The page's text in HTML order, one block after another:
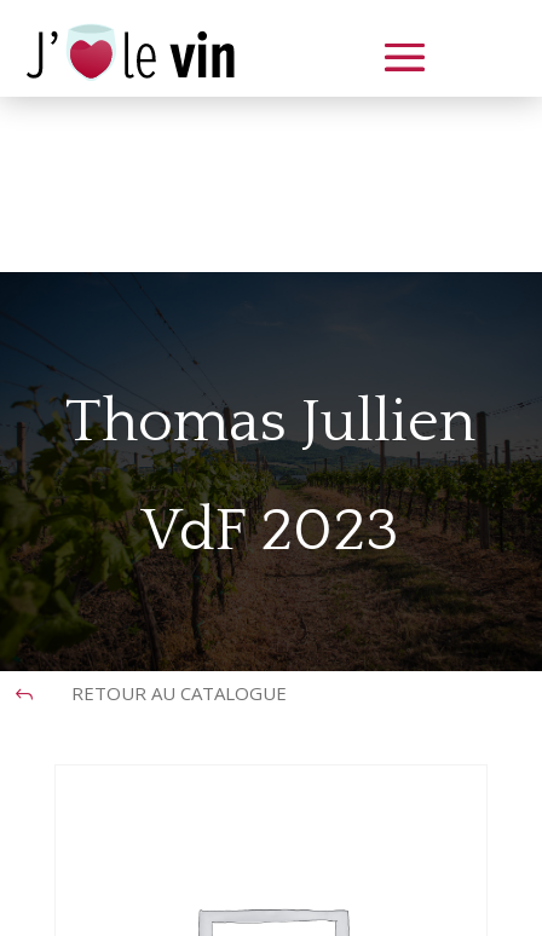
Thomas Jullien
VdF 2023
J RETOUR AU CATALOGUE